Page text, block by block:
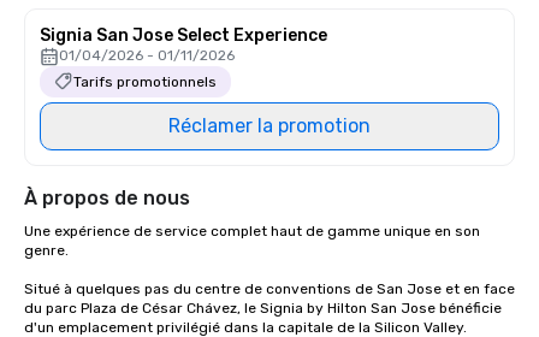
Signia San Jose Select Experience
01/04/2026 - 01/11/2026
Tarifs promotionnels
Réclamer la promotion
À propos de nous
Une expérience de service complet haut de gamme unique en son
genre.
Situé à quelques pas du centre de conventions de San Jose et en face
du parc Plaza de César Chávez, le Signia by Hilton San Jose bénéficie
d'un emplacement privilégié dans la capitale de la Silicon Valley.